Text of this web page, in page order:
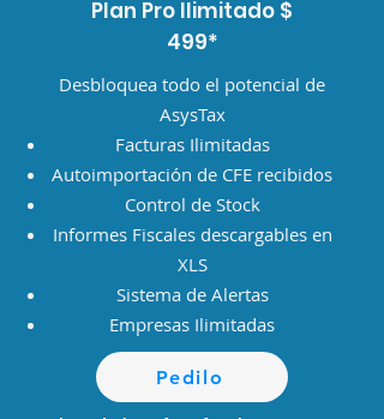
Plan Pro Ilimitado $
499*
Desbloquea todo el potencial de
AsysTax
Facturas Ilimitadas
Autoimportación de CFE recibidos
Control de Stock
Informes Fiscales descargables en
XLS
​Sistema de Alertas
​Empresas Ilimitadas
Pedilo